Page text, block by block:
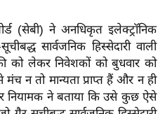
(सेबी) ने अनधिकृत इलेक्ट्रॉनिक
सार्वजनिक हिस्सेदारी वाली
को लेकर निवेशकों को बुधवार को
न तो मान्यता प्राप्त हैं और न ही
नियामक ने बताया कि उसे कुछ ऐसे